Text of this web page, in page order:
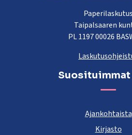
Paperilaskutus
Taipalsaaren
PL 1197 00026
Ajankohtaista
Kirjasto